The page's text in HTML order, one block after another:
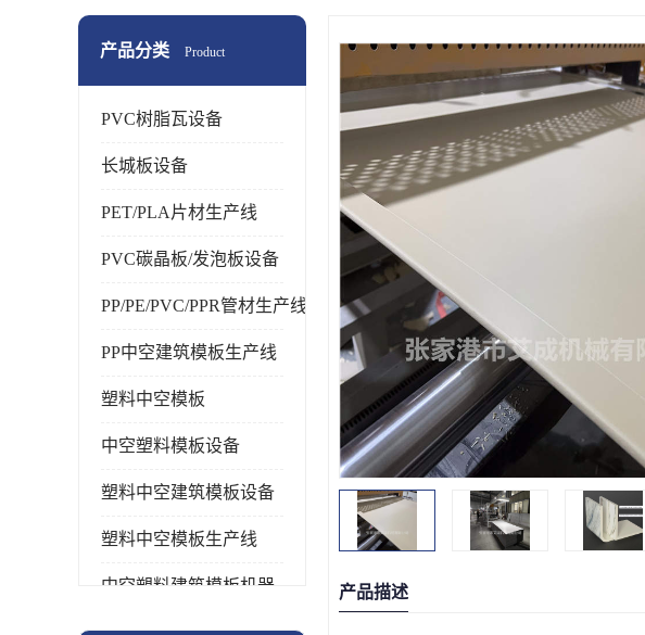
产品分类 Product
PVC树脂瓦设备
长城板设备
PET/PLA片材生产线
PVC碳晶板/发泡板设备
PP/PE/PVC/PPR管材生产线
PP中空建筑模板生产线
塑料中空模板
中空塑料模板设备
塑料中空建筑模板设备
塑料中空模板生产线
中空塑料建筑模板机器 产品描述